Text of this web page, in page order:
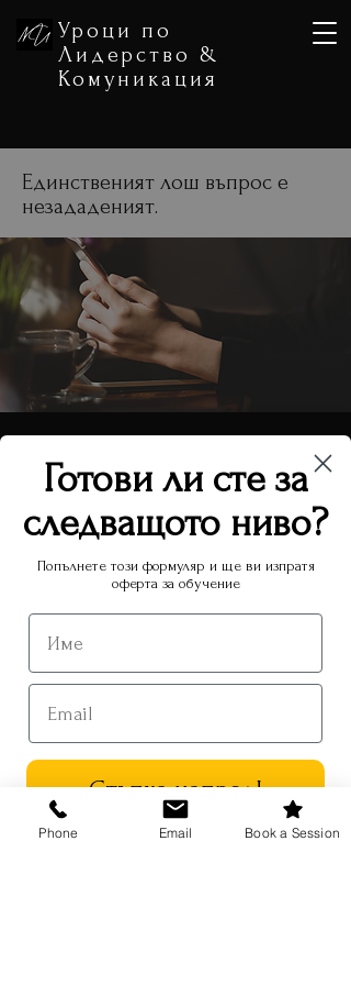
Уроци по
Лидерство &
Комуникация
Единственият лош въпрос е
незададеният.
Име
Фамилия
Тема
Phone Email Book a Session
Готови ли сте за
следващото ниво?
Попълнете този формуляр и ще ви изпратя
оферта за обучение
Name
Email
Стъпка напред!